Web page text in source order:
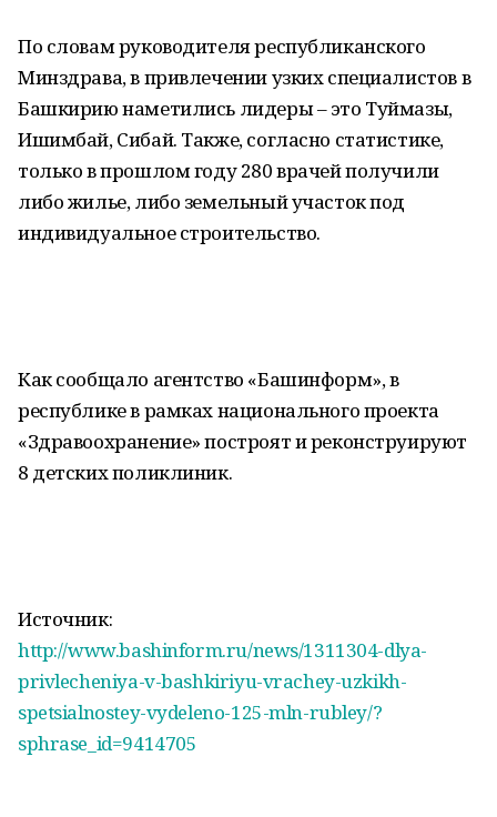
По словам руководителя республиканского
Минздрава, в привлечении узких специалистов в
Башкирию наметились лидеры – это Туймазы,
Ишимбай, Сибай. Также, согласно статистике,
только в прошлом году 280 врачей получили
либо жилье, либо земельный участок под
индивидуальное строительство.
Как сообщало агентство «Башинформ», в
республике в рамках национального проекта
«Здравоохранение» построят и реконструируют
8 детских поликлиник.
Источник:
http://www.bashinform.ru/news/1311304-dlya-
privlecheniya-v-bashkiriyu-vrachey-uzkikh-
spetsialnostey-vydeleno-125-mln-rubley/?
sphrase_id=9414705